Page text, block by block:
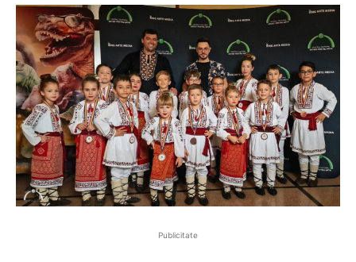
Publicitate